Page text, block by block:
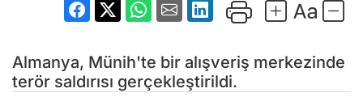
Almanya, Münih'te bir alışveriş merkezinde
terör saldırısı gerçekleştirildi.